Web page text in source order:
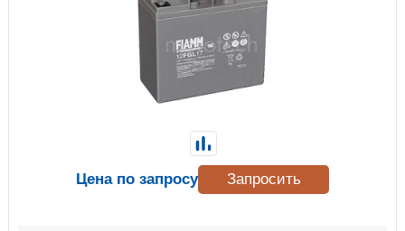
Цена по запросу Запросить